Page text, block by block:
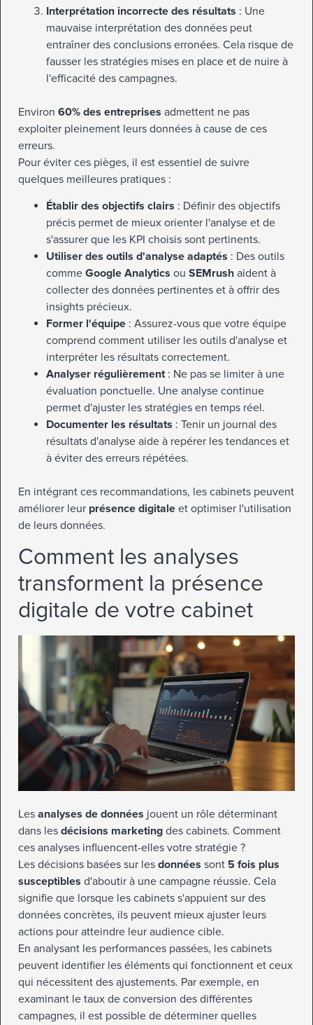
Interprétation incorrecte des résultats : Une
mauvaise interprétation des données peut
entraîner des conclusions erronées. Cela risque de
fausser les stratégies mises en place et de nuire à
l'efficacité des campagnes.
Environ 60% des entreprises admettent ne pas
exploiter pleinement leurs données à cause de ces
erreurs.
Pour éviter ces pièges, il est essentiel de suivre
quelques meilleures pratiques :
Établir des objectifs clairs : Définir des objectifs
précis permet de mieux orienter l'analyse et de
s'assurer que les KPI choisis sont pertinents.
Utiliser des outils d'analyse adaptés : Des outils
comme Google Analytics ou SEMrush aident à
collecter des données pertinentes et à offrir des
insights précieux.
Former l'équipe : Assurez-vous que votre équipe
comprend comment utiliser les outils d'analyse et
interpréter les résultats correctement.
Analyser régulièrement: Ne pas se limiter à une
évaluation ponctuelle. Une analyse continue
permet d'ajuster les stratégies en temps réel.
Documenter les résultats : Tenir un journal des
résultats d'analyse aide à repérer les tendances et
à éviter des erreurs répétées.
En intégrant ces recommandations, les cabinets peuvent
améliorer leur présence digitale et optimiser l'utilisation
de leurs données.
Comment les analyses
transforment la présence
digitale de votre cabinet
Les analyses de données jouent un rôle déterminant
dans les décisions marketing des cabinets. Comment
ces analyses influencent-elles votre stratégie ?
Les décisions basées sur les données sont 5 fois plus
susceptibles d'aboutir à une campagne réussie. Cela
signifie que lorsque les cabinets s'appuient sur des
données concrètes, ils peuvent mieux ajuster leurs
actions pour atteindre leur audience cible.
En analysant les performances passées, les cabinets
peuvent identifier les éléments qui fonctionnent et ceux
qui nécessitent des ajustements. Par exemple, en
examinant le taux de conversion des différentes
campagnes, il est possible de déterminer quelles